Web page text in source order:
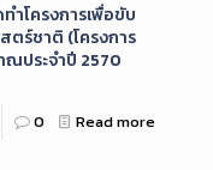
ำโครงการเพื่อขับ
ตร์ชาติ (โครงการ
ประจำปี 2570
0 Read more